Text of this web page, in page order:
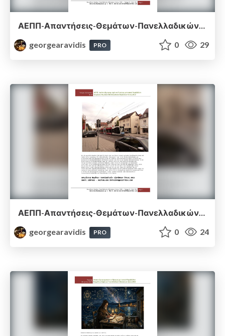
ΑΕΠΠ-Απαντήσεις-Θεμάτων-Πανελλαδικών-Εξετάσεων-2018.pdf
georgearavidis
PRO 0 29
ΑΕΠΠ-Απαντήσεις-Θεμάτων-Πανελλαδικών-Εξετάσεων-2019.pdf
georgearavidis
PRO 0 24